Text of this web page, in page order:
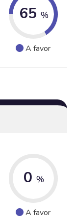
65 %
A favor
0 %
A favor